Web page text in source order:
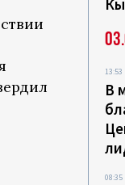
13:53
В
08:35